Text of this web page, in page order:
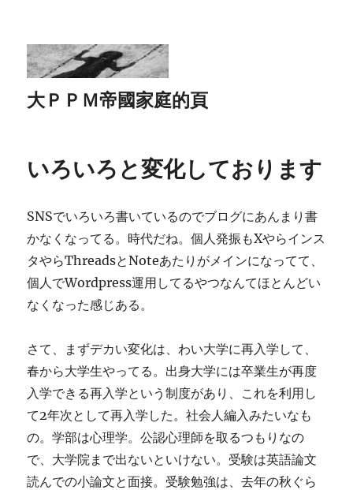
大ＰＰＭ帝國家庭的頁
いろいろと変化しております
SNSでいろいろ書いているのでブログにあんまり書
かなくなってる。時代だね。個人発振もXやらインス
タやらThreadsとNoteあたりがメインになってて、
個人でWordpress運用してるやつなんてほとんどい
なくなった感じある。
さて、まずデカい変化は、わい大学に再入学して、
春から大学生やってる。出身大学には卒業生が再度
入学できる再入学という制度があり、これを利用し
て2年次として再入学した。社会人編入みたいなも
の。学部は心理学。公認心理師を取るつもりなの
で、大学院まで出ないといけない。受験は英語論文
読んでの小論文と面接。受験勉強は、去年の秋ぐら